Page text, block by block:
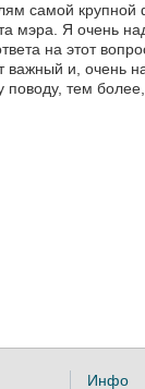
самой
мэра. Я очень
на этот
важный и, очень
поводу, тем
Инфо